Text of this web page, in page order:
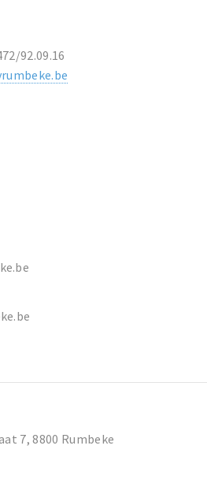
92.09.16
7, 8800 Rumbeke